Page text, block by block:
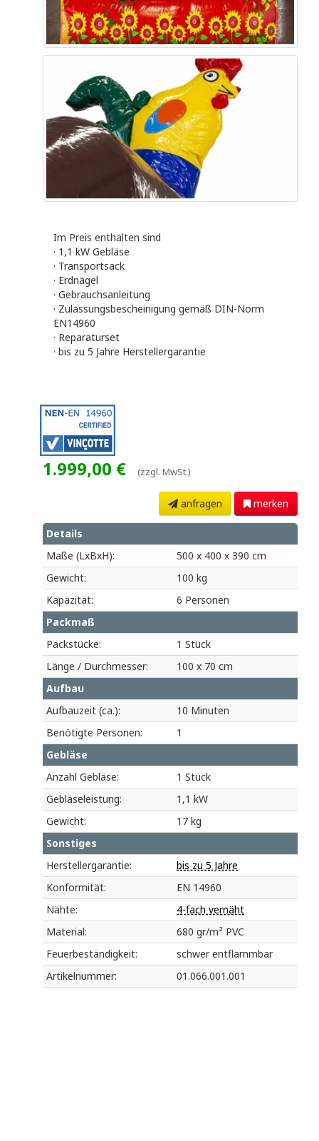
Im Preis enthalten sind
· 1,1 kW Gebläse
· Transportsack
· Erdnägel
· Gebrauchsanleitung
· Zulassungsbescheinigung gemäß DIN-Norm
EN14960
· Reparaturset
· bis zu 5 Jahre Herstellergarantie
1.999,00 € (zzgl. MwSt.)
anfragen merken
Details
Maße (LxBxH):
500 x 400 x 390 cm
Gewicht:
100 kg
Kapazität:
6 Personen
Packmaß
Packstücke:
1 Stück
Länge / Durchmesser:
100 x 70 cm
Aufbau
Aufbauzeit (ca.):
10 Minuten
Benötigte Personen:
1
Gebläse
Anzahl Gebläse:
1 Stück
Gebläseleistung:
1,1 kW
Gewicht:
17 kg
Sonstiges
Herstellergarantie:
bis zu 5 Jahre
Konformität:
EN 14960
Nähte:
4-fach vernäht
Material:
680 gr/m² PVC
Feuerbeständigkeit:
schwer entflammbar
Artikelnummer:
01.066.001.001